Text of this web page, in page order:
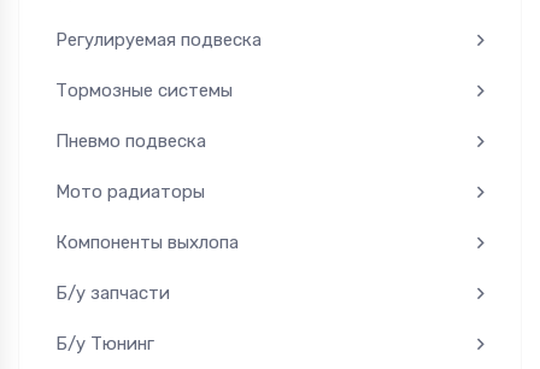
Регулируемая подвеска
Тормозные системы
Пневмо подвеска
Мото радиаторы
Компоненты выхлопа
Б/у запчасти
Б/у Тюнинг